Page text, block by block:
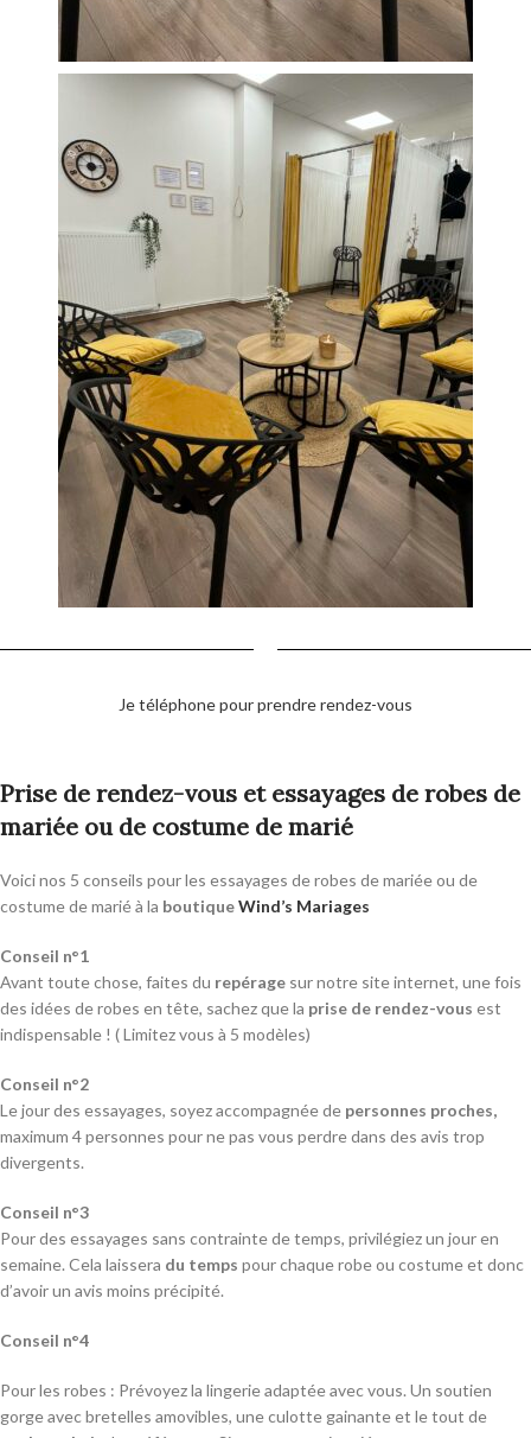
Je téléphone pour prendre rendez-vous
Prise de rendez-vous et essayages de robes de
mariée ou de costume de marié
Voici nos 5 conseils pour les essayages de robes de mariée ou de
costume de marié à la boutiqueWind’s Mariages
Conseil n°1
Avant toute chose, faites du repérage sur notre site internet, une fois
des idées de robes en tête, sachez que la prise de rendez-vous est
indispensable ! ( Limitez vous à 5 modèles)
Conseil n°2
Le jour des essayages, soyez accompagnée de personnes proches,
maximum 4 personnes pour ne pas vous perdre dans des avis trop
divergents.
Conseil n°3
Pour des essayages sans contrainte de temps, privilégiez un jour en
semaine. Cela laissera du temps pour chaque robe ou costume et donc
d’avoir un avis moins précipité.
Conseil n°4
Pour les robes : Prévoyez la lingerie adaptée avec vous. Un soutien
gorge avec bretelles amovibles, une culotte gainante et le tout de